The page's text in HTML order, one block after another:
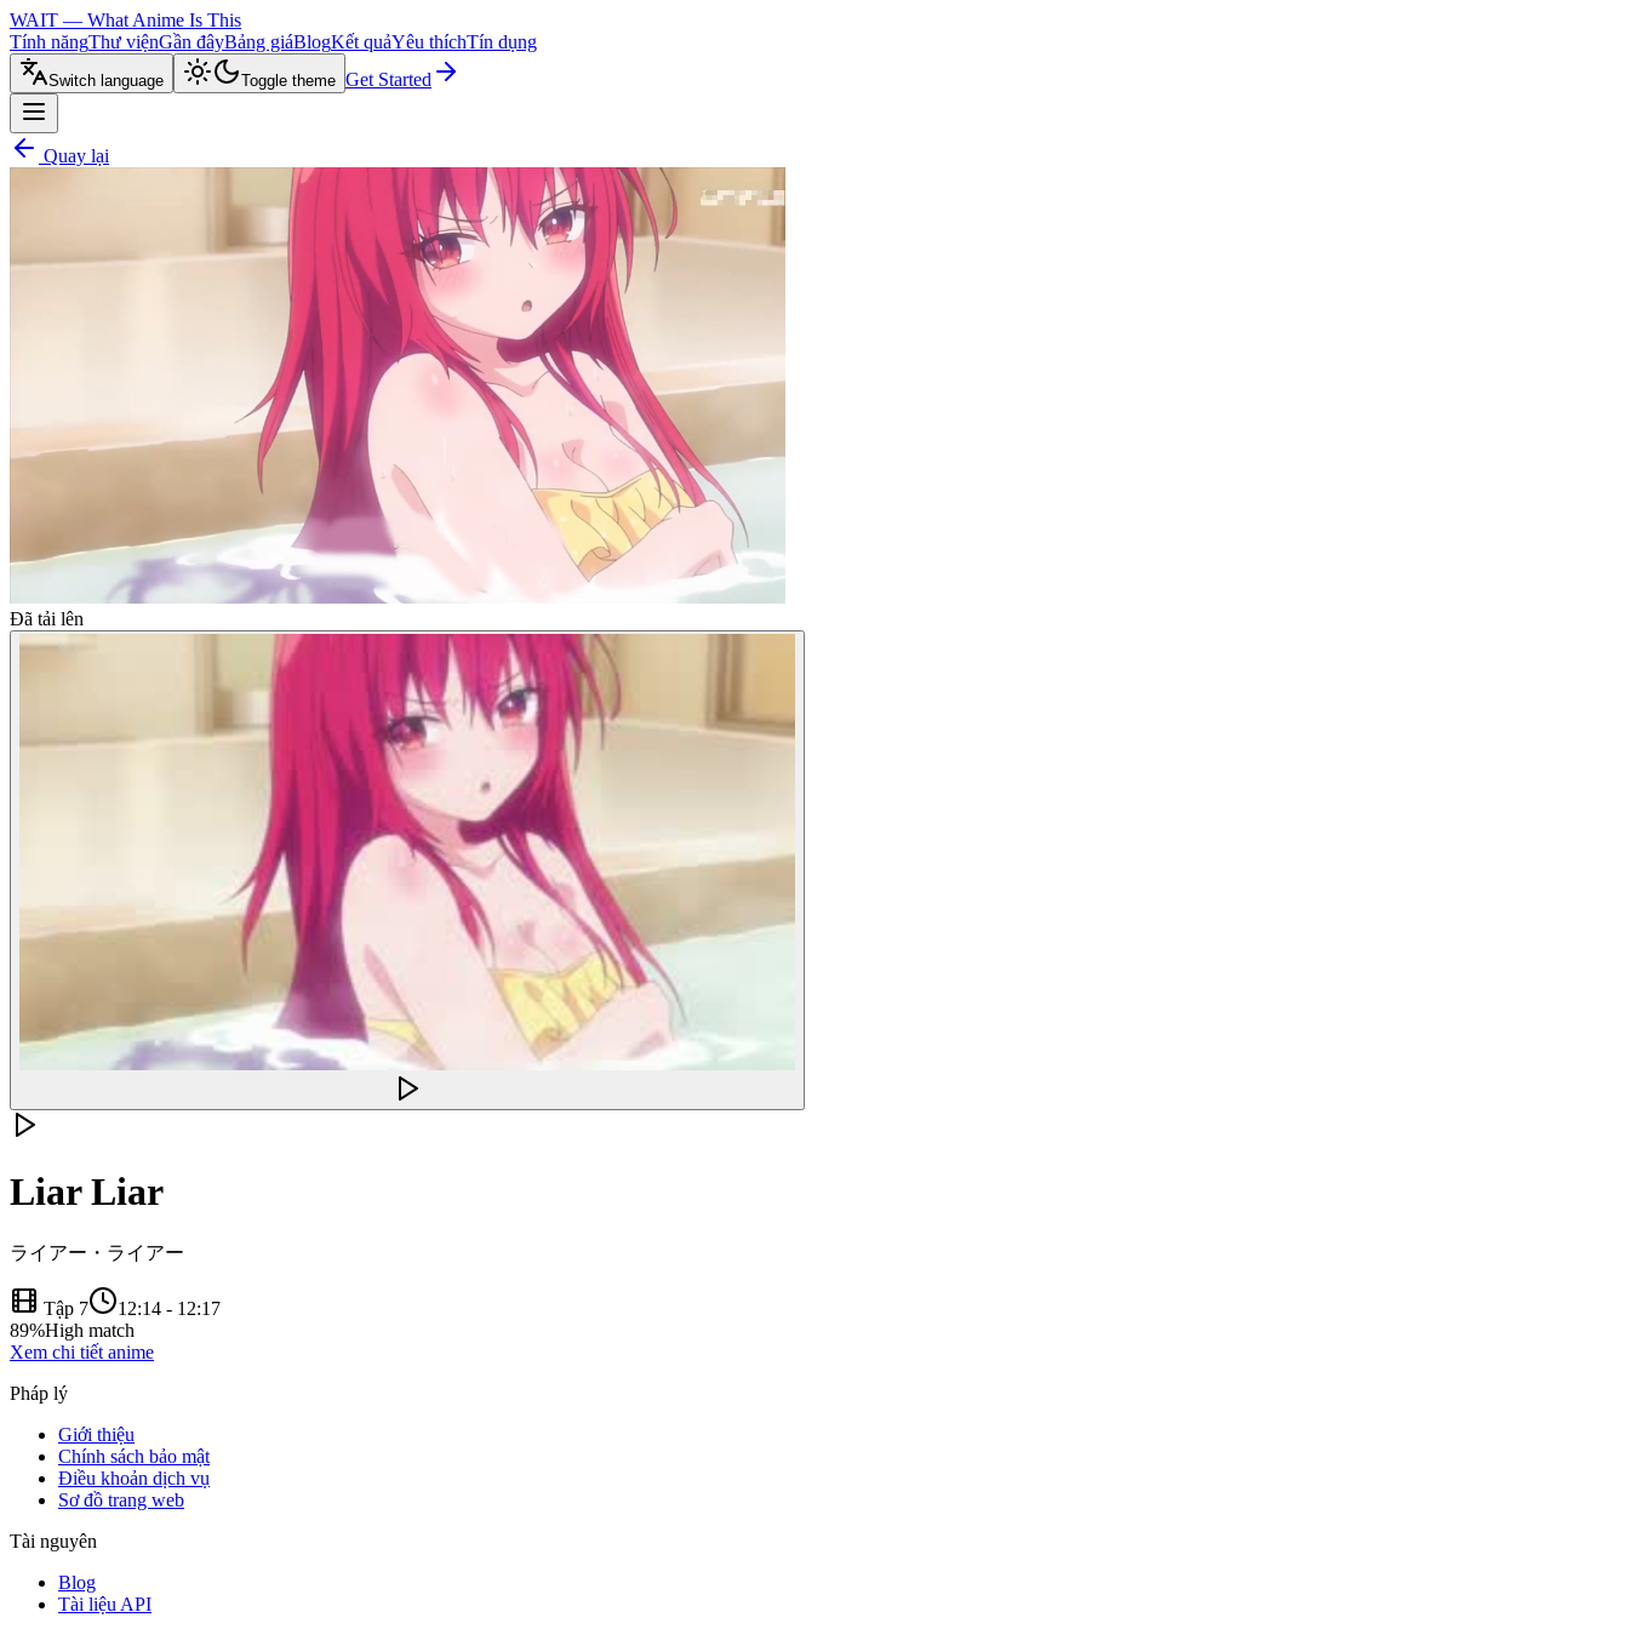
WAIT — What Anime Is This
Tính năngThư việnGần đâyBảng giáBlogKết quảYêu thíchTín dụng
Switch language Toggle theme Get Started
Quay lại
Đã tải lên
Liar Liar
ライアー・ライアー
Tập 7 12:14 - 12:17
89%High match
Xem chi tiết anime
Pháp lý
Giới thiệu
Chính sách bảo mật
Điều khoản dịch vụ
Sơ đồ trang web
Tài nguyên
Blog
Tài liệu API